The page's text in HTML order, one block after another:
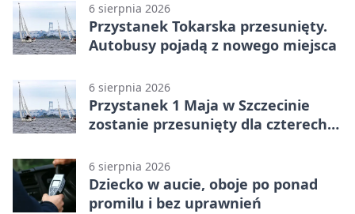
6 sierpnia 2026
Przystanek Tokarska przesunięty.
Autobusy pojadą z nowego miejsca
6 sierpnia 2026
Przystanek 1 Maja w Szczecinie
zostanie przesunięty dla czterech
6 sierpnia 2026
Dziecko w aucie, oboje po ponad
promilu i bez uprawnień